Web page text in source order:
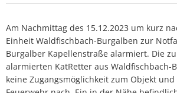
Am Nachmittag des 15.12.2023 um kurz
Einheit Waldfischbach-Burgalben zur
Burgalber Kapellenstraße alarmiert. Die
alarmierten KatRetter aus Waldfischbach-
keine Zugangsmöglichkeit zum Objekt